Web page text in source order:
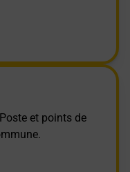
et points de